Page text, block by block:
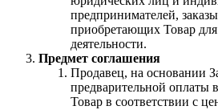
предпринимателей,
приобретающих Товар
деятельности.
Предмет соглашения
Продавец, на основании
предварительной оплаты
Товар в соответствии с